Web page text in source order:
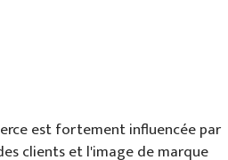
est fortement influencée par
clients et l'image de marque